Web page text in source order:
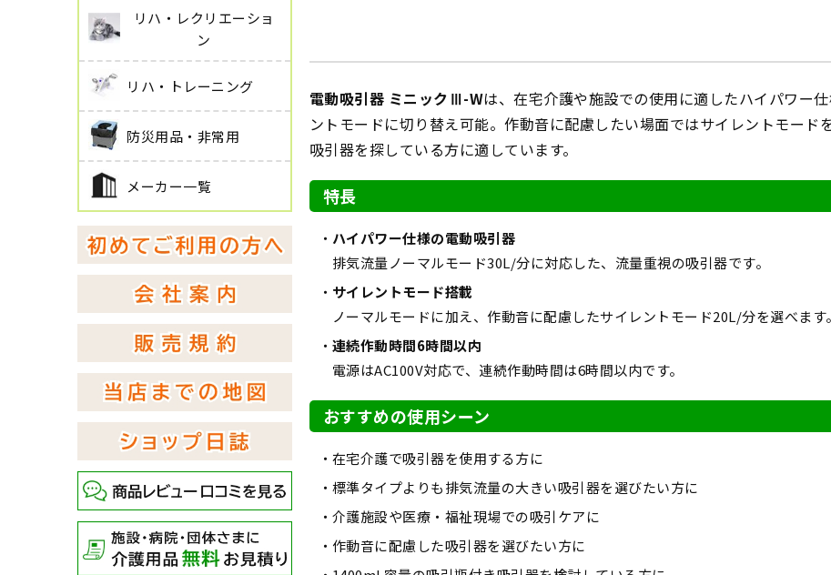
リハ・レクリエーショ
ン
リハ・トレーニング
防災用品・非常用
メーカー一覧
電動吸引器 ミニックⅢ-Wは、在宅介護や施設での使用に適したハイパワー
ントモードに切り替え可能。作動音に配慮したい場面ではサイレントモード
吸引器を探している方に適しています。
特長
ハイパワー仕様の電動吸引器
排気流量ノーマルモード30L/分に対応した、流量重視の吸引器です。
サイレントモード搭載
ノーマルモードに加え、作動音に配慮したサイレントモード20L/分を選べます。
連続作動時間6時間以内
電源はAC100V対応で、連続作動時間は6時間以内です。
おすすめの使用シーン
在宅介護で吸引器を使用する方に
標準タイプよりも排気流量の大きい吸引器を選びたい方に
介護施設や医療・福祉現場での吸引ケアに
作動音に配慮した吸引器を選びたい方に